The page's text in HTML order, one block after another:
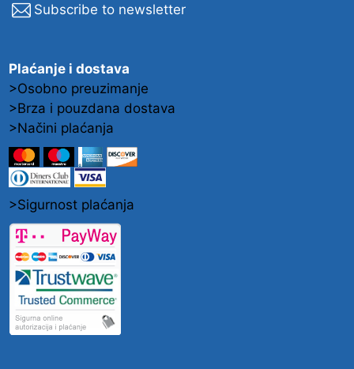
Subscribe to newsletter
Plaćanje i dostava
>Osobno preuzimanje
>Brza i pouzdana dostava
>Načini plaćanja
>Sigurnost plaćanja